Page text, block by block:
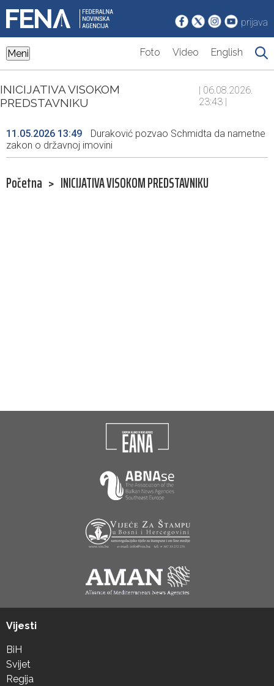
prijava
Meni Foto Video English
INICIJATIVA VISOKOM
PREDSTAVNIKU
| 06.08.2026.
23:43 |
11.05.2026 13:49
Duraković pozvao Schmidta da nametne
zakon o državnoj imovini
Početna > INICIJATIVA VISOKOM PREDSTAVNIKU
Vijesti
BiH
Svijet
Regija